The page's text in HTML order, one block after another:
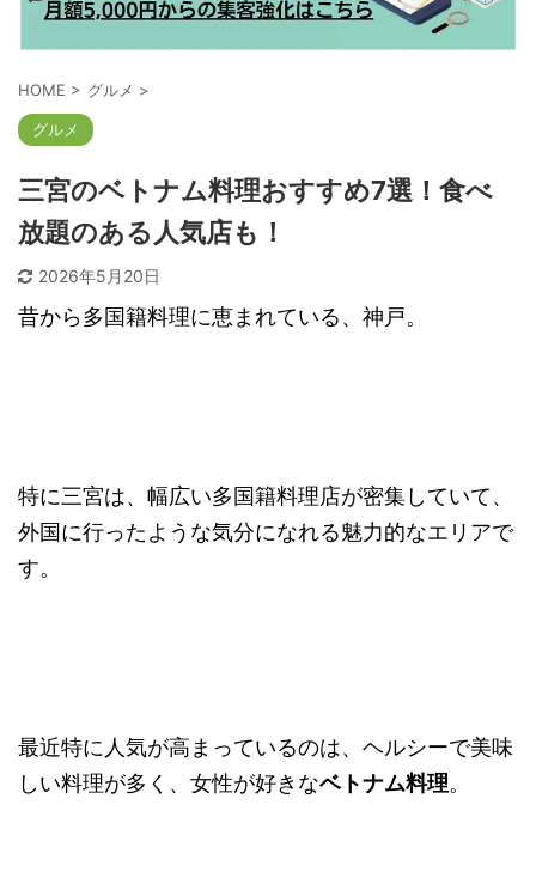
HOME > グルメ >
グルメ
三宮のベトナム料理おすすめ7選！食べ
放題のある人気店も！
2026年5月20日
昔から多国籍料理に恵まれている、神戸。
特に三宮は、幅広い多国籍料理店が密集していて、
外国に行ったような気分になれる魅力的なエリアで
す。
最近特に人気が高まっているのは、ヘルシーで美味
しい料理が多く、女性が好きなベトナム料理。